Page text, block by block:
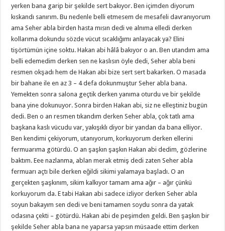
yerken bana garip bir şekilde sert bakıyor. Ben içimden diyorum
kıskandı sanırım. Bu nedenle belli etmesem de mesafeli davranıyorum
ama Seher abla birden hasta mısın dedi ve alnıma elledi derken
kollarıma dokundu sözde vücut sıcaklığımı anlayacak ya? Elini
tişörtümün içine soktu. Hakan abi hâlâ bakıyor o an. Ben utandım ama
belli edemedim derken sen ne kaslısın öyle dedi, Seher abla beni
resmen okşadı hem de Hakan abi bize sert sert bakarken. O masada
bir bahane ile en az 3 – 4 defa dokunmuştur Seher abla bana.
Yemekten sonra salona geçtik derken yanıma oturdu ve bir şekilde
bana yine dokunuyor. Sonra birden Hakan abi, siz ne elleştiniz bugün
dedi. Ben o an resmen tıkandım derken Seher abla, çok tatlı ama
başkana kaslı vücudu var, yakışıklı diyor bir yandan da bana elliyor.
Ben kendimi çekiyorum, utanıyorum, korkuyorum derken ellerini
fermuarıma götürdü. O an şaşkın şaşkın Hakan abi dedim, gözlerine
baktım. Eee nazlanma, ablan merak etmiş dedi zaten Seher abla
fermuarı açtı bile derken eğildi sikimi yalamaya başladı. O an
gerçekten şaşkınım, sikim kalkıyor tamam ama ağır – ağır çünkü
korkuyorum da. E tabi Hakan abi sadece izliyor derken Seher abla
soyun bakayım sen dedi ve beni tamamen soydu sonra da yatak
odasına çekti – götürdü. Hakan abi de peşimden geldi. Ben şaşkın bir
şekilde Seher abla bana ne yaparsa yapsın müsaade ettim derken